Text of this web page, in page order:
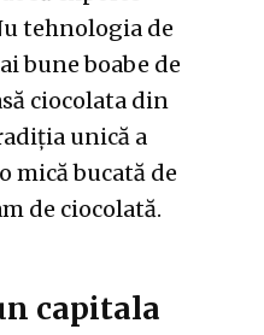
tehnologia de
bune boabe de
ciocolata din
unică a
mică bucată de
de ciocolată.
capitala